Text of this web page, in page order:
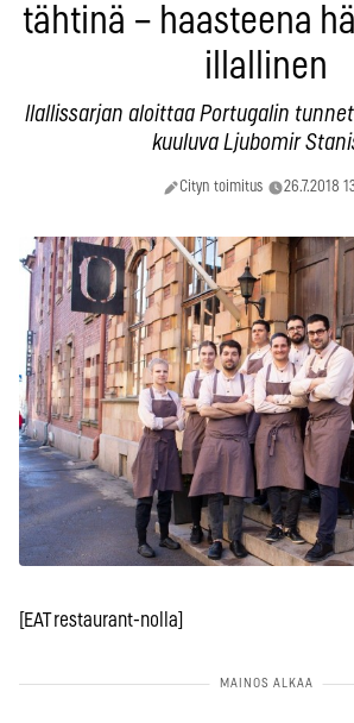
tähtinä – haasteena
illallinen
llallissarjan aloittaa Portugalin
kuuluva Ljubomir
Cityn toimitus 26.7.2018
[EAT restaurant-nolla]